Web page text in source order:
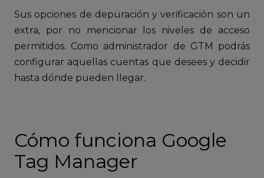
Sus opciones de depuración y verificación son un
extra, por no mencionar los niveles de acceso
permitidos. Como administrador de GTM podrás
configurar aquellas cuentas que desees y decidir
hasta dónde pueden llegar.
Cómo funciona Google
Tag Manager